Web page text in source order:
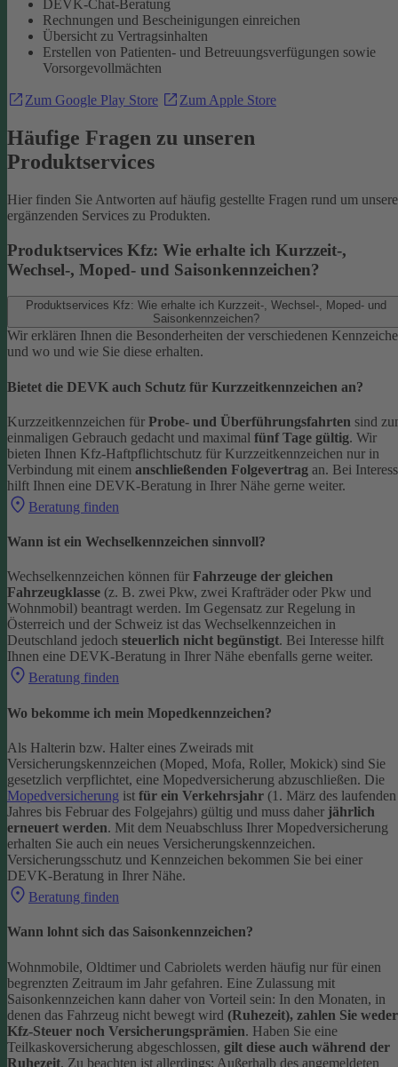
DEVK-Chat-Beratung
Rechnungen und Bescheinigungen einreichen
Übersicht zu Vertragsinhalten
Erstellen von Patienten- und Betreuungsverfügungen sowie
Vorsorgevollmächten
Zum Google Play Store Zum Apple Store
Häufige Fragen zu unseren
Produktservices
Hier finden Sie Antworten auf häufig gestellte Fragen rund um unsere
ergänzenden Services zu Produkten.
Produktservices Kfz: Wie erhalte ich Kurzzeit-,
Wechsel-, Moped- und Saisonkennzeichen?
Produktservices Kfz: Wie erhalte ich Kurzzeit-, Wechsel-, Moped- und
Saisonkennzeichen?
Wir erklären Ihnen die Besonderheiten der verschiedenen
und wo und wie Sie diese erhalten.
Bietet die DEVK auch Schutz für Kurzzeitkennzeichen an?
Kurzzeitkennzeichen für Probe- und Überführungsfahrten sind
einmaligen Gebrauch gedacht und maximal fünf Tage gültig. Wir
bieten Ihnen Kfz-Haftpflichtschutz für Kurzzeitkennzeichen nur in
Verbindung mit einem anschließenden Folgevertrag an. Bei
hilft Ihnen eine DEVK-Beratung in Ihrer Nähe gerne weiter.
Beratung finden
Wann ist ein Wechselkennzeichen sinnvoll?
Wechselkennzeichen können für Fahrzeuge der gleichen
Fahrzeugklasse (z. B. zwei Pkw, zwei Krafträder oder Pkw und
Wohnmobil) beantragt werden. Im Gegensatz zur Regelung in
Österreich und der Schweiz ist das Wechselkennzeichen in
Deutschland jedoch steuerlich nicht begünstigt. Bei Interesse hilft
Ihnen eine DEVK-Beratung in Ihrer Nähe ebenfalls gerne weiter.
Beratung finden
Wo bekomme ich mein Mopedkennzeichen?
Als Halterin bzw. Halter eines Zweirads mit
Versicherungskennzeichen (Moped, Mofa, Roller, Mokick) sind Sie
gesetzlich verpflichtet, eine Mopedversicherung abzuschließen. Die
Mopedversicherung ist für ein Verkehrsjahr (1. März des laufenden
Jahres bis Februar des Folgejahrs) gültig und muss daher jährlich
erneuert werden. Mit dem Neuabschluss Ihrer Mopedversicherung
erhalten Sie auch ein neues Versicherungskennzeichen.
Versicherungsschutz und Kennzeichen bekommen Sie bei einer
DEVK-Beratung in Ihrer Nähe.
Beratung finden
Wann lohnt sich das Saisonkennzeichen?
Wohnmobile, Oldtimer und Cabriolets werden häufig nur für einen
begrenzten Zeitraum im Jahr gefahren. Eine Zulassung mit
Saisonkennzeichen kann daher von Vorteil sein: In den Monaten, in
denen das Fahrzeug nicht bewegt wird (Ruhezeit), zahlen Sie weder
Kfz-Steuer noch Versicherungsprämien. Haben Sie eine
Teilkaskoversicherung abgeschlossen, gilt diese auch während der
Ruhezeit. Zu beachten ist allerdings: Außerhalb des angemeldeten